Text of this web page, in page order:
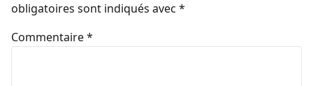
obligatoires sont indiqués avec *
Commentaire*